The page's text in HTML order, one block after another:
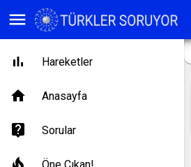
menu
Hareketler
Anasayfa
Sorular